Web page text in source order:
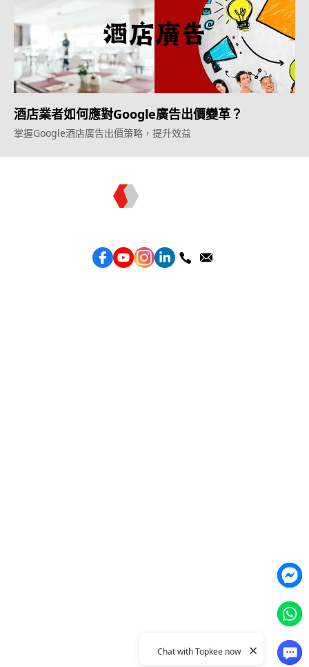
酒店業者如何應對Google廣告出價變革？
掌握Google酒店廣告出價策略，提升效益
© 2011–2026 Topkee Media. All rights reserved.×
Chat with Topkee now